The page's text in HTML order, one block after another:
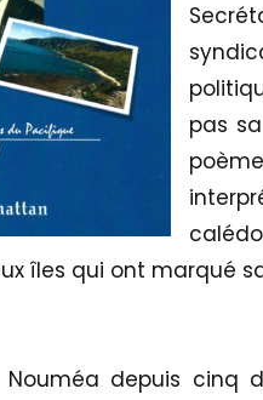
pas
îles qui ont marqué
depuis cinq